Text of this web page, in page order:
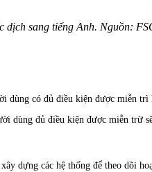
dịch sang tiếng Anh. Nguồn:
dùng có đủ điều kiện được miễn trì
dùng đủ điều kiện được miễn trừ
dựng các hệ thống để theo dõi